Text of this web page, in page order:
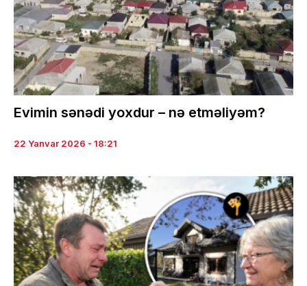
Evimin sənədi yoxdur – nə etməliyəm?
22 Yanvar 2026 - 18:21